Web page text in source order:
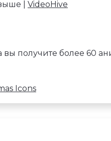
| VideoHive
получите более 60
Icons